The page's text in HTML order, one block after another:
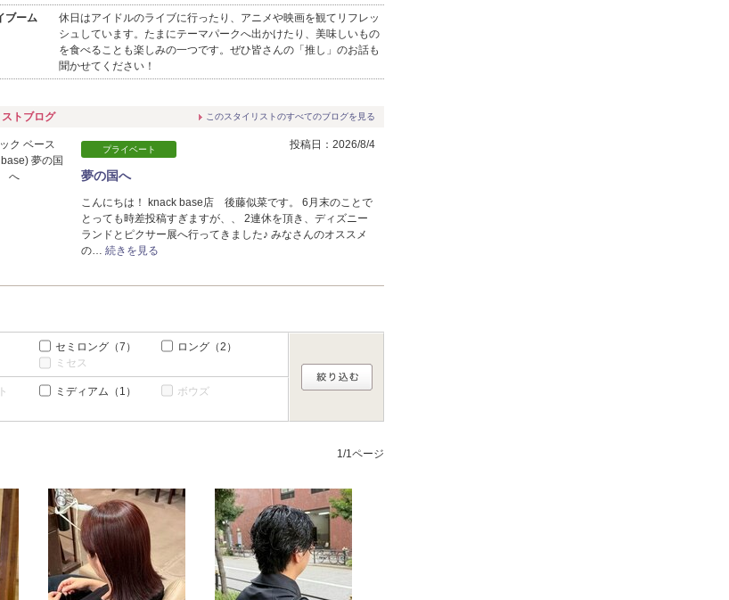
ブーム
休日はアイドルのライブに行ったり、アニメや映画を観てリフレッ
シュしています。たまにテーマパークへ出かけたり、美味しいもの
を食べることも楽しみの一つです。ぜひ皆さんの「推し」のお話も
聞かせてください！
ストブログ このスタイリストのすべてのブログを見る
プライベート 投稿日：2026/8/4
夢の国へ
こんにちは！ knack base店 後藤似菜です。 6月末のことで
とっても時差投稿すぎますが、、 2連休を頂き、ディズニー
ランドとピクサー展へ行ってきました♪ みなさんのオススメ
の… 続きを見る
セミロング （7） ロング （2）
ミセス
ミディアム （1）
ボウズ
1/1ページ